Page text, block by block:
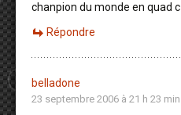
chanpion du monde en quad
Répondre
belladone
23 septembre 2006 à 21 h 23 min